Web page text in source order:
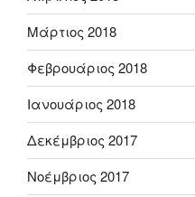
Μάρτιος 2018
Φεβρουάριος 2018
Ιανουάριος 2018
Δεκέμβριος 2017
Νοέμβριος 2017